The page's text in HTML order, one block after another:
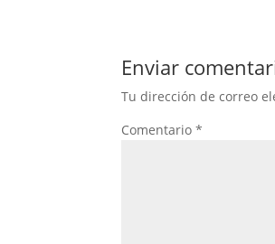
Enviar
Tu dirección de correo
Comentario*